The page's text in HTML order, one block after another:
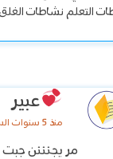
التعلم نشاطات الغلق
عبير
منذ 5 سنوات الساعة 14:31
مر يجنننن جبت ١٠/٠١٠